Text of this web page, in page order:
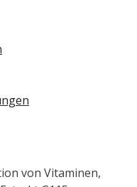
von Vitaminen,